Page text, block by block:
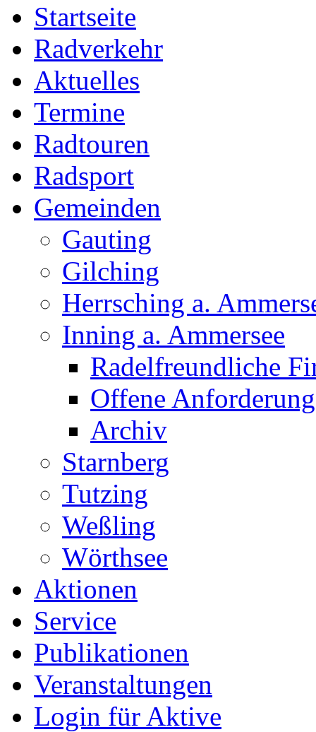
Startseite
Radverkehr
Aktuelles
Termine
Radtouren
Radsport
Gemeinden
Gauting
Gilching
Herrsching a.
Inning a. Ammersee
Radelfreundliche
Offene
Archiv
Starnberg
Tutzing
Weßling
Wörthsee
Aktionen
Service
Publikationen
Veranstaltungen
Login für Aktive